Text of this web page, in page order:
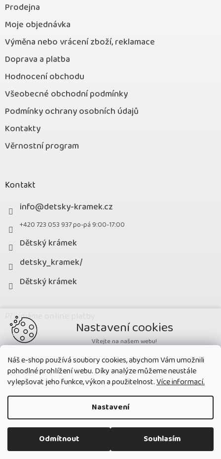
Náš e-shop používá soubory cookies, abychom Vám umožnili
pohodlné prohlížení webu. Díky analýze můžeme neustále
vylepšovat jeho funkce, výkon a použitelnost.Více informací.
Nastavení
Odmítnout Souhlasím
Prodejna
Moje objednávka
Výměna nebo vrácení zboží, reklamace
Doprava a platba
Hodnocení obchodu
Všeobecné obchodní podmínky
Podmínky ochrany osobních údajů
Kontakty
Věrnostní program
Kontakt
info@detsky-kramek.cz
+420 723 053 937 po-pá 9:00-17:00
Dětský krámek
detsky_kramek/
Dětský krámek
Přijímáme online platby
Copyright 2026Dětský krámek. Všechna práva vyhrazena.Upravit
Nastavení cookies
Vítejte na našem webu!
Potřebujeme nastavit cookies a související technologie, aby
zobrazovaný obsah odpovídal vašim potřebám a vy na webu nalezli
přesně to, co potřebujete. Soubory cookies používané na našem webu
nikdy neslouží ke zjišťování totožnosti uživatelů stránek.
Přijmout všechny cookies
Nastavit